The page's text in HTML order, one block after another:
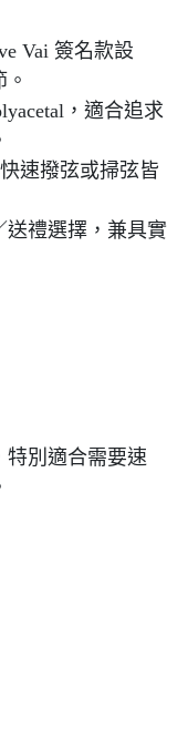
Vai 簽名款設
，適合追求
速撥弦或掃弦皆
送禮選擇，兼具實
特別適合需要速